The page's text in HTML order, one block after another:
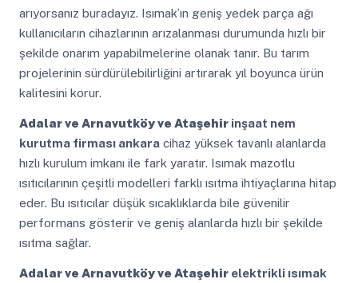
arıyorsanız buradayız. Isımak’ın geniş yedek parça ağı
kullanıcıların cihazlarının arızalanması durumunda hızlı bir
şekilde onarım yapabilmelerine olanak tanır. Bu tarım
projelerinin sürdürülebilirliğini artırarak yıl boyunca ürün
kalitesini korur.
Adalar ve Arnavutköy ve Ataşehirinşaat nem
kurutma firması ankaracihaz yüksek tavanlı alanlarda
hızlı kurulum imkanı ile fark yaratır. Isımak mazotlu
ısıtıcılarının çeşitli modelleri farklı ısıtma ihtiyaçlarına hitap
eder. Bu ısıtıcılar düşük sıcaklıklarda bile güvenilir
performans gösterir ve geniş alanlarda hızlı bir şekilde
ısıtma sağlar.
Adalar ve Arnavutköy ve Ataşehirelektrikli ısımak